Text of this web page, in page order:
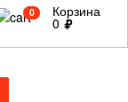
0 Корзина
0